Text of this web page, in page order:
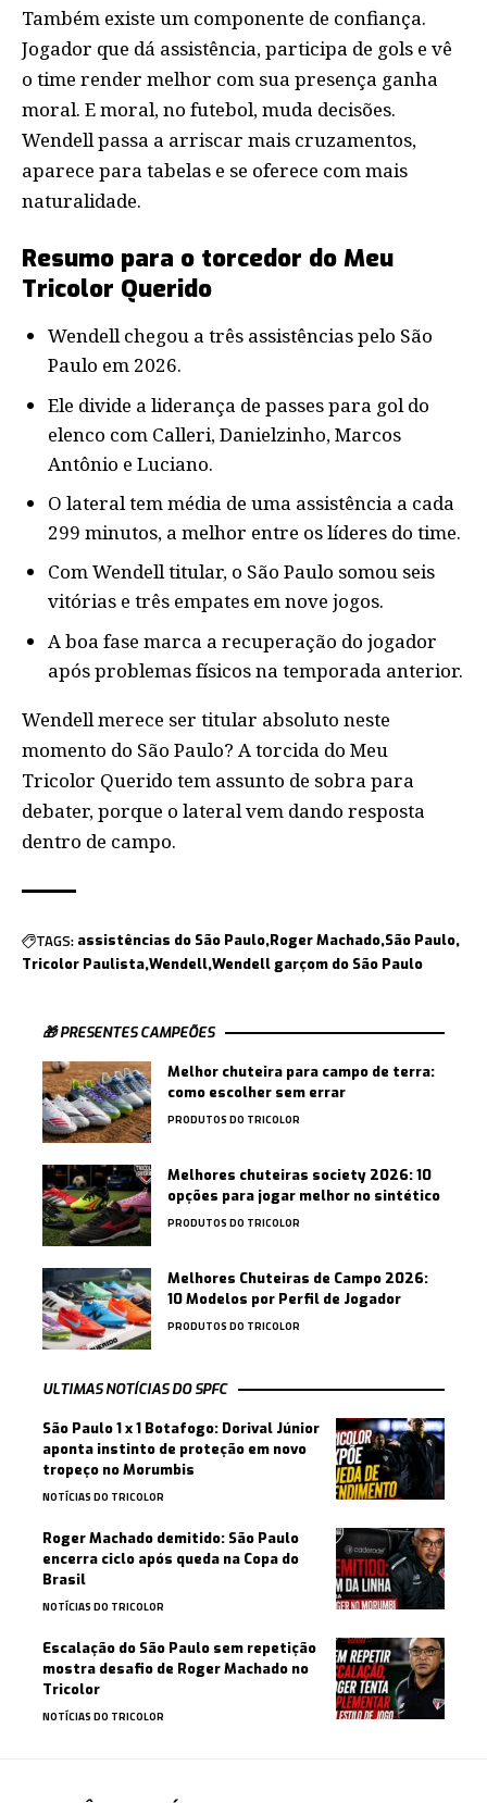
Também existe um componente de confiança.
Jogador que dá assistência, participa de gols e vê
o time render melhor com sua presença ganha
moral. E moral, no futebol, muda decisões.
Wendell passa a arriscar mais cruzamentos,
aparece para tabelas e se oferece com mais
naturalidade.
Resumo para o torcedor do Meu
Tricolor Querido
Wendell chegou a três assistências pelo São
Paulo em 2026.
Ele divide a liderança de passes para gol do
elenco com Calleri, Danielzinho, Marcos
Antônio e Luciano.
O lateral tem média de uma assistência a cada
299 minutos, a melhor entre os líderes do time.
Com Wendell titular, o São Paulo somou seis
vitórias e três empates em nove jogos.
A boa fase marca a recuperação do jogador
após problemas físicos na temporada anterior.
Wendell merece ser titular absoluto neste
momento do São Paulo? A torcida do Meu
Tricolor Querido tem assunto de sobra para
debater, porque o lateral vem dando resposta
dentro de campo.
TAGS: assistências do São Paulo Roger Machado São Paulo
Tricolor Paulista Wendell Wendell garçom do São Paulo
🎁 PRESENTES CAMPEÕES
Melhor chuteira para campo de terra:
como escolher sem errar
PRODUTOS DO TRICOLOR
Melhores chuteiras society 2026: 10
opções para jogar melhor no sintético
PRODUTOS DO TRICOLOR
Melhores Chuteiras de Campo 2026:
10 Modelos por Perfil de Jogador
PRODUTOS DO TRICOLOR
ULTIMAS NOTÍCIAS DO SPFC
São Paulo 1 x 1 Botafogo: Dorival Júnior
aponta instinto de proteção em novo
tropeço no Morumbis
NOTÍCIAS DO TRICOLOR
Roger Machado demitido: São Paulo
encerra ciclo após queda na Copa do
Brasil
NOTÍCIAS DO TRICOLOR
Escalação do São Paulo sem repetição
mostra desafio de Roger Machado no
Tricolor
NOTÍCIAS DO TRICOLOR